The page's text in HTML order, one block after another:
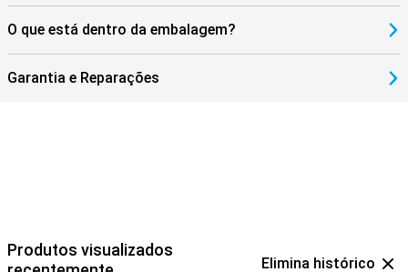
O que está dentro da embalagem?
Garantia e Reparações
Produtos visualizados
Elimina histórico